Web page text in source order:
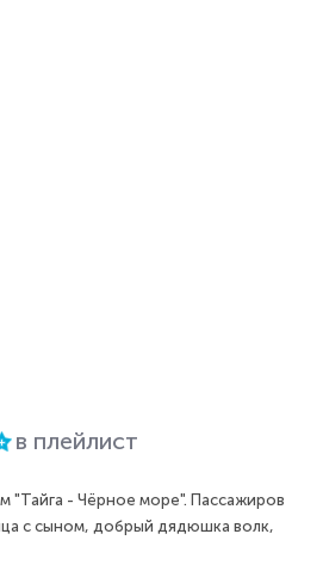
в плейлист
"Тайга - Чёрное море". Пассажиров
с сыном, добрый дядюшка волк,